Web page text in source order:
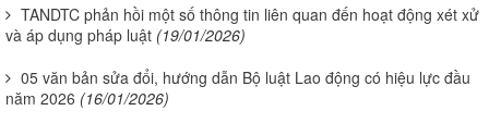
TANDTC phản hồi một số thông tin liên quan đến hoạt động xét xử
và áp dụng pháp luật (19/01/2026)
05 văn bản sửa đổi, hướng dẫn Bộ luật Lao động có hiệu lực đầu
năm 2026 (16/01/2026)